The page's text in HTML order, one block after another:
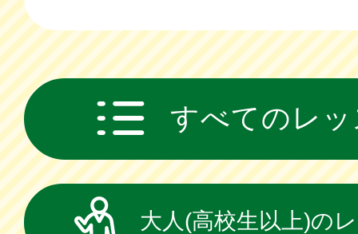
すべてのレ
大人(高校生以上)の